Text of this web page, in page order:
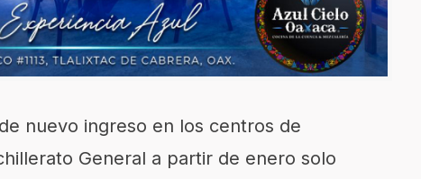
nuevo ingreso en los centros de
General a partir de enero solo